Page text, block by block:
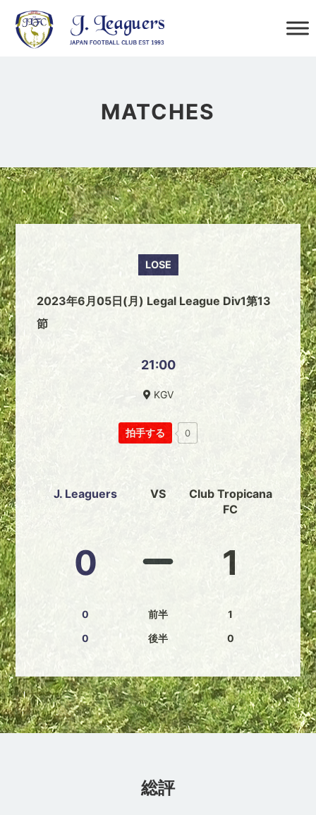
MATCHES
LOSE
2023年6月05日(月) Legal League Div1第13
節
21:00
KGV
拍手する 0
J. Leaguers
0
0
0
VS
前半
後半
Club Tropicana
FC
1
1
0
総評